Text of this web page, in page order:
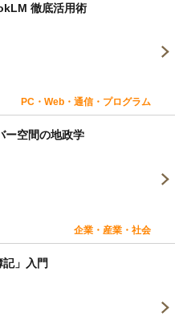
徹底活用術
PC・Web・通信・プログラム
ー空間の地政学
企業・産業・社会
」入門